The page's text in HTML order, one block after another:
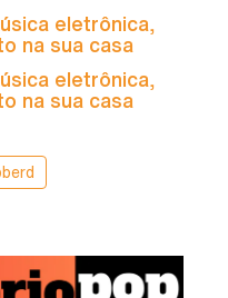
eletrônica,
na sua casa
eletrônica,
na sua casa